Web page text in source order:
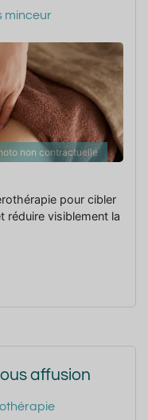
minceur
non contractuelle
pour cibler
réduire visiblement la
affusion